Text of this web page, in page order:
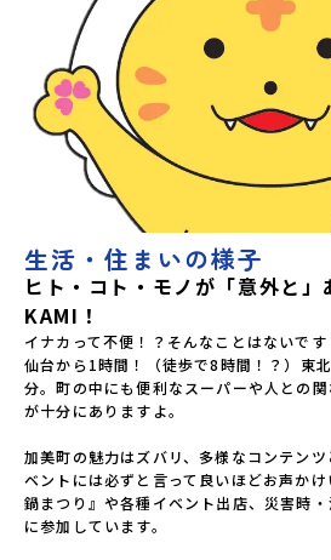
生活・住まいの様子
ヒト・コト・モノが「意外と
KAMI！
イナカって不便！？そんなことはないです
仙台から1時間！（徒歩で8時間！？）東
分。町の中にも便利なスーパーや人との
が十分にありますよ。
加美町の魅力はズバリ、多様なコンテン
ベントには必ずと言って良いほどお声か
鍋まつり』や各種イベント出店、災害時
に参加しています。